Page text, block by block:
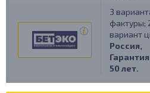
3
фактуры;
вариант
Россия,
50 лет.